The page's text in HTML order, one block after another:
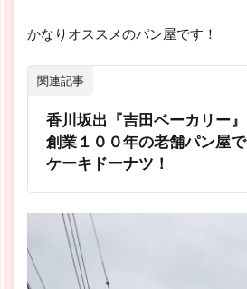
かなりオススメのパン屋です！
関連記事
香川坂出『吉田ベーカリー』
創業１００年の老舗パン屋で
ケーキドーナツ！